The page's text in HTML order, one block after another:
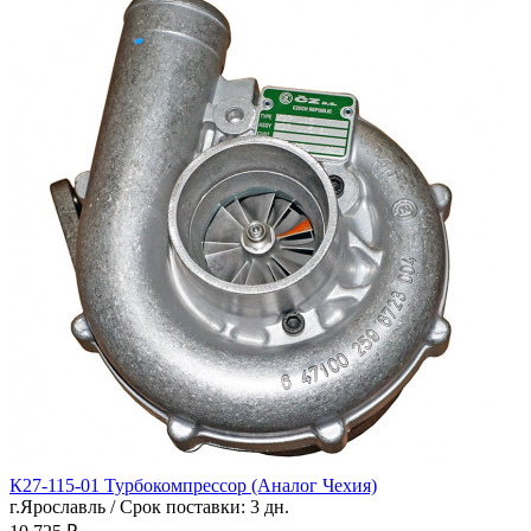
К27-115-01 Турбокомпрессор (Аналог Чехия)
г.Ярославль / Срок поставки: 3 дн.